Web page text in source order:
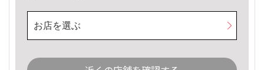
お店を選ぶ